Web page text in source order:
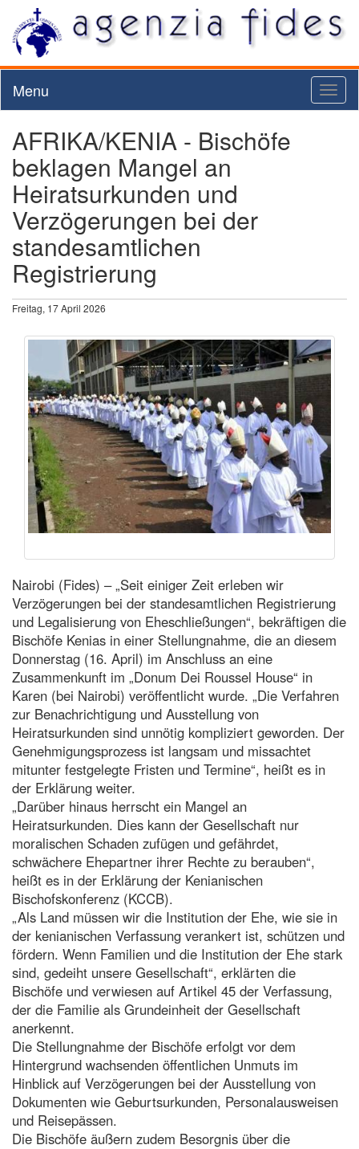
Menu
AFRIKA/KENIA - Bischöfe
beklagen Mangel an
Heiratsurkunden und
Verzögerungen bei der
standesamtlichen
Registrierung
Freitag, 17 April 2026
Nairobi (Fides) – „Seit einiger Zeit erleben wir
Verzögerungen bei der standesamtlichen Registrierung
und Legalisierung von Eheschließungen“, bekräftigen die
Bischöfe Kenias in einer Stellungnahme, die an diesem
Donnerstag (16. April) im Anschluss an eine
Zusammenkunft im „Donum Dei Roussel House“ in
Karen (bei Nairobi) veröffentlicht wurde. „Die Verfahren
zur Benachrichtigung und Ausstellung von
Heiratsurkunden sind unnötig kompliziert geworden. Der
Genehmigungsprozess ist langsam und missachtet
mitunter festgelegte Fristen und Termine“, heißt es in
der Erklärung weiter.
„Darüber hinaus herrscht ein Mangel an
Heiratsurkunden. Dies kann der Gesellschaft nur
moralischen Schaden zufügen und gefährdet,
schwächere Ehepartner ihrer Rechte zu berauben“,
heißt es in der Erklärung der Kenianischen
Bischofskonferenz (KCCB).
„Als Land müssen wir die Institution der Ehe, wie sie in
der kenianischen Verfassung verankert ist, schützen und
fördern. Wenn Familien und die Institution der Ehe stark
sind, gedeiht unsere Gesellschaft“, erklärten die
Bischöfe und verwiesen auf Artikel 45 der Verfassung,
der die Familie als Grundeinheit der Gesellschaft
anerkennt.
Die Stellungnahme der Bischöfe erfolgt vor dem
Hintergrund wachsenden öffentlichen Unmuts im
Hinblick auf Verzögerungen bei der Ausstellung von
Dokumenten wie Geburtsurkunden, Personalausweisen
und Reisepässen.
Die Bischöfe äußern zudem Besorgnis über die